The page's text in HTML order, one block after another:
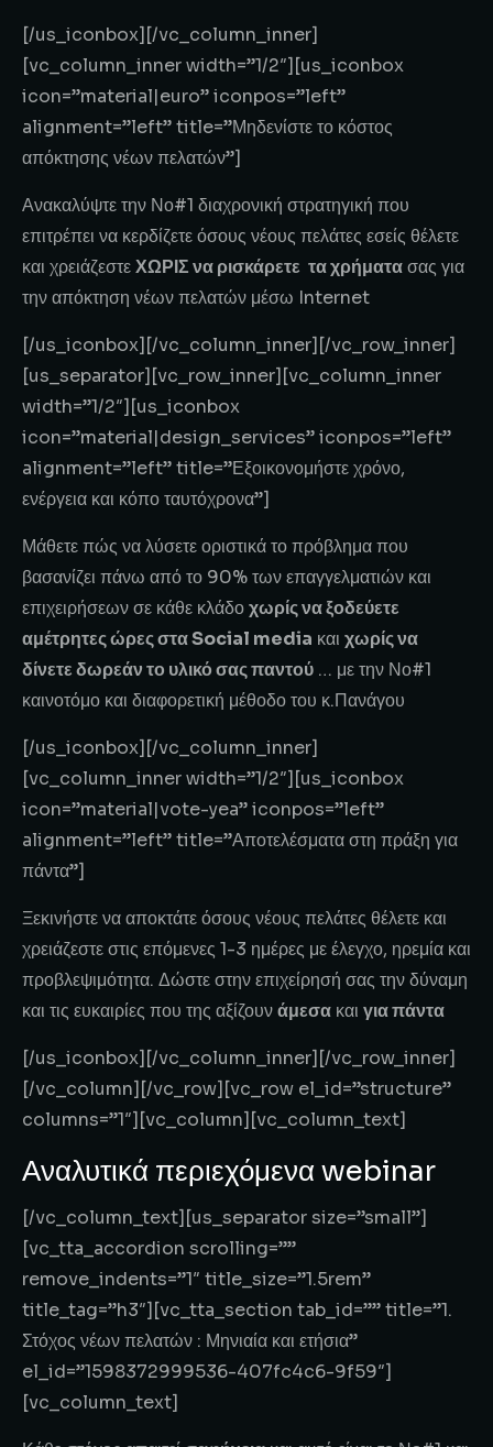
[/us_iconbox][/vc_column_inner]
[vc_column_inner width=”1/2″][us_iconbox
icon=”material|euro” iconpos=”left”
alignment=”left” title=”Μηδενίστε το κόστος
απόκτησης νέων πελατών”]
Ανακαλύψτε την Νο#1 διαχρονική στρατηγική που
επιτρέπει να κερδίζετε όσους νέους πελάτες εσείς θέλετε
και χρειάζεστεΧΩΡΙΣ να ρισκάρετε τα χρήματασας για
την απόκτηση νέων πελατών μέσω Internet
[/us_iconbox][/vc_column_inner][/vc_row_inner]
[us_separator][vc_row_inner][vc_column_inner
width=”1/2″][us_iconbox
icon=”material|design_services” iconpos=”left”
alignment=”left” title=”Εξοικονομήστε χρόνο,
ενέργεια και κόπο ταυτόχρονα”]
Μάθετε πώς να λύσετε οριστικά το πρόβλημα που
βασανίζει πάνω από το 90% των επαγγελματιών και
επιχειρήσεων σε κάθε κλάδοχωρίς να ξοδεύετε
αμέτρητες ώρες στα Social media και χωρίς να
δίνετε δωρεάν το υλικό σας παντού … με την Νο#1
καινοτόμο και διαφορετική μέθοδο του κ.Πανάγου
[/us_iconbox][/vc_column_inner]
[vc_column_inner width=”1/2″][us_iconbox
icon=”material|vote-yea” iconpos=”left”
alignment=”left” title=”Αποτελέσματα στη πράξη για
πάντα”]
Ξεκινήστε να αποκτάτε όσους νέους πελάτες θέλετε και
χρειάζεστε στις επόμενες 1-3 ημέρες με έλεγχο, ηρεμία και
προβλεψιμότητα. Δώστε στην επιχείρησή σας την δύναμη
και τις ευκαιρίες που της αξίζουνάμεσα και για πάντα
[/us_iconbox][/vc_column_inner][/vc_row_inner]
[/vc_column][/vc_row][vc_row el_id=”structure”
columns=”1″][vc_column][vc_column_text]
Αναλυτικά περιεχόμενα webinar
[/vc_column_text][us_separator size=”small”]
[vc_tta_accordion scrolling=””
remove_indents=”1″ title_size=”1.5rem”
title_tag=”h3″][vc_tta_section tab_id=”” title=”1.
Στόχος νέων πελατών : Μηνιαία και ετήσια”
el_id=”1598372999536-407fc4c6-9f59″]
[vc_column_text]